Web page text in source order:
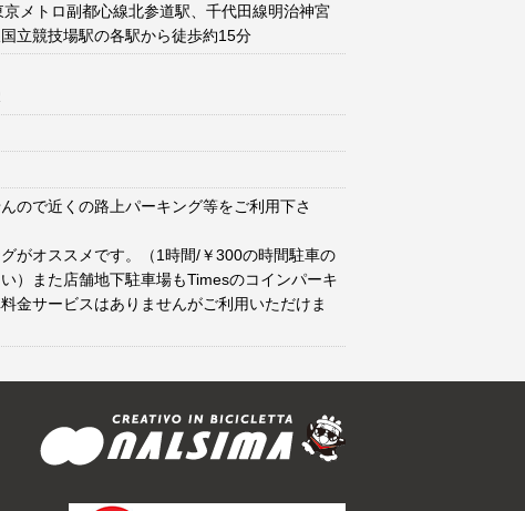
メトロ副都心線北参道駅、千代田線明治神宮
立競技場駅の各駅から徒歩約15分
ので近くの路上パーキング等をご利用下さ
がオススメです。（1時間/￥300の時間駐車の
）また店舗地下駐車場もTimesのコインパーキ
金サービスはありませんがご利用いただけま